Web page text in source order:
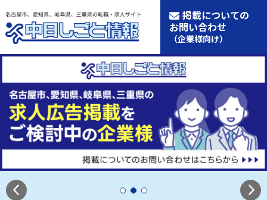
掲載についての
お問い合わせ
（企業様向け）